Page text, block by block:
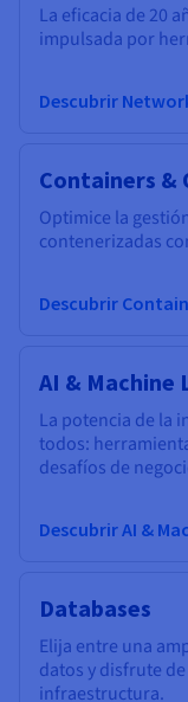
La eficacia de 20
impulsada por
Descubrir
Containers &
Optimice la
contenerizadas
Descubrir
AI & Machine
La potencia de la
todos:
desafíos de
Descubrir AI &
Databases
Elija entre una
datos y disfrute
infraestructura.